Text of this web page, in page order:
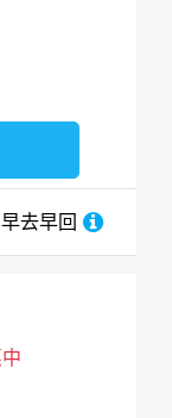
早去早回